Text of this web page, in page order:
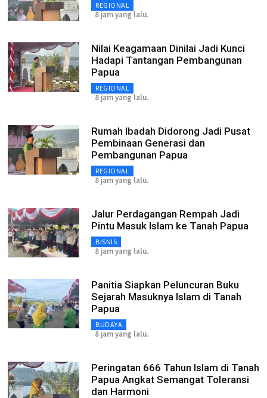
REGIONAL
8 jam yang lalu.
Nilai Keagamaan Dinilai Jadi Kunci
Hadapi Tantangan Pembangunan
Papua
REGIONAL
8 jam yang lalu.
Rumah Ibadah Didorong Jadi Pusat
Pembinaan Generasi dan
Pembangunan Papua
REGIONAL
8 jam yang lalu.
Jalur Perdagangan Rempah Jadi
Pintu Masuk Islam ke Tanah Papua
BISNIS
8 jam yang lalu.
Panitia Siapkan Peluncuran Buku
Sejarah Masuknya Islam di Tanah
Papua
BUDAYA
8 jam yang lalu.
Peringatan 666 Tahun Islam di Tanah
Papua Angkat Semangat Toleransi
dan Harmoni